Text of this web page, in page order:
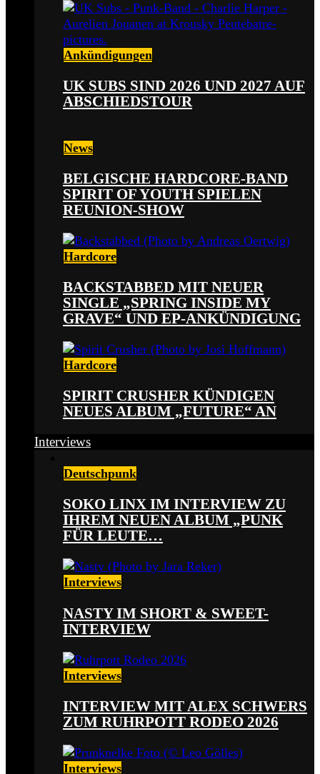
Ankündigungen
UK SUBS SIND 2026 UND 2027 AUF
ABSCHIEDSTOUR
News
BELGISCHE HARDCORE-BAND
SPIRIT OF YOUTH SPIELEN
REUNION-SHOW
Hardcore
BACKSTABBED MIT NEUER
SINGLE „SPRING INSIDE MY
GRAVE“ UND EP-ANKÜNDIGUNG
Hardcore
SPIRIT CRUSHER KÜNDIGEN
NEUES ALBUM „FUTURE“ AN
Interviews
Deutschpunk
SOKO LINX IM INTERVIEW ZU
IHREM NEUEN ALBUM „PUNK
FÜR LEUTE…
Interviews
NASTY IM SHORT & SWEET-
INTERVIEW
Interviews
INTERVIEW MIT ALEX SCHWERS
ZUM RUHRPOTT RODEO 2026
Interviews